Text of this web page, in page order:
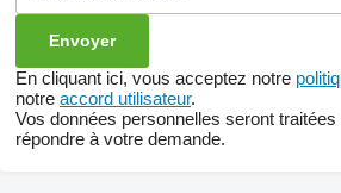
En cliquant ici, vous acceptez notre
notre accord utilisateur.
Vos données personnelles seront
répondre à votre demande.